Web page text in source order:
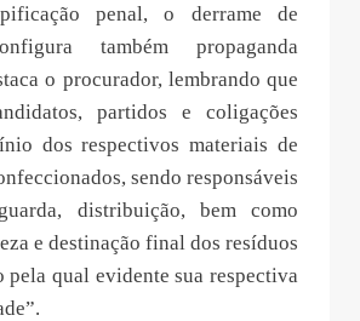
penal, o derrame de
também propaganda
o procurador, lembrando que
partidos e coligações
dos respectivos materiais de
sendo responsáveis
distribuição, bem como
e destinação final dos resíduos
pela qual evidente sua respectiva